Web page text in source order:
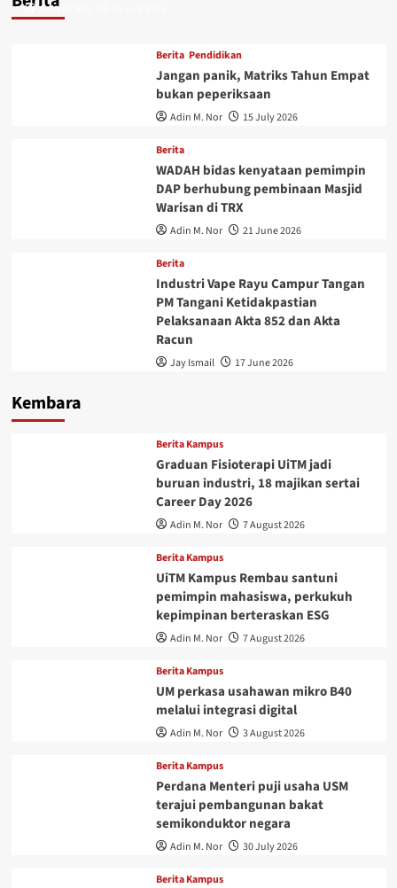
Adin M. Nor
Berita Pendidikan
Jangan panik, Matriks Tahun Empat
bukan peperiksaan
Adin M. Nor 15 July 2026
Berita
WADAH bidas kenyataan pemimpin
DAP berhubung pembinaan Masjid
Warisan di TRX
Adin M. Nor 21 June 2026
Berita
Industri Vape Rayu Campur Tangan
PM Tangani Ketidakpastian
Pelaksanaan Akta 852 dan Akta
Racun
Jay Ismail 17 June 2026
Kembara
Berita Kampus
Graduan Fisioterapi UiTM jadi
buruan industri, 18 majikan sertai
Career Day 2026
Adin M. Nor 7 August 2026
Berita Kampus
UiTM Kampus Rembau santuni
pemimpin mahasiswa, perkukuh
kepimpinan berteraskan ESG
Adin M. Nor 7 August 2026
Berita Kampus
UM perkasa usahawan mikro B40
melalui integrasi digital
Adin M. Nor 3 August 2026
Berita Kampus
Perdana Menteri puji usaha USM
terajui pembangunan bakat
semikonduktor negara
Adin M. Nor 30 July 2026
Berita Kampus